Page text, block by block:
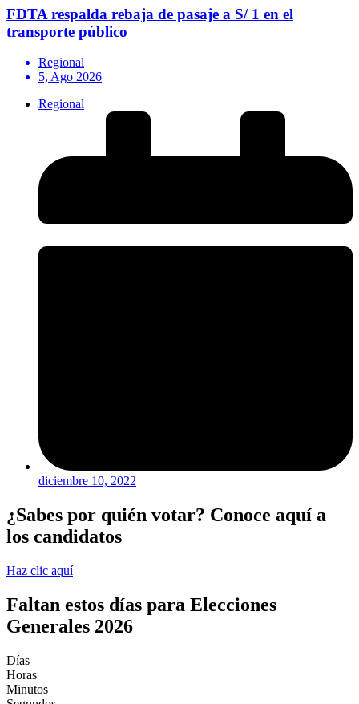
FDTA respalda rebaja de pasaje a S/ 1 en el
transporte público
Regional
5, Ago 2026
Regional
diciembre 10, 2022
¿Sabes por quién votar? Conoce aquí a
los candidatos
Haz clic aquí
Faltan estos días para Elecciones
Generales 2026
Días
Horas
Minutos